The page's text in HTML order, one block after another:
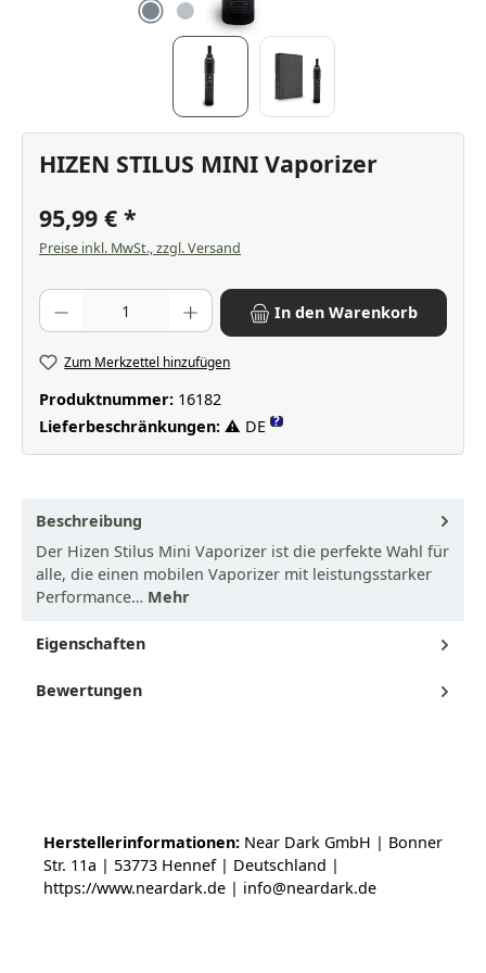
HIZEN STILUS MINI Vaporizer
95,99 €
Preise inkl. MwSt., zzgl. Versand
Produkt Anzahl: Gib den gewünschten Wert ein oder benutze die
In den Warenkorb
Zum Merkzettel hinzufügen
Produktnummer: 16182
Lieferbeschränkungen: ⚠ DE ?
Beschreibung
Der Hizen Stilus Mini Vaporizer ist die perfekte Wahl für
alle, die einen mobilen Vaporizer mit leistungsstarker
Performance… Mehr
Eigenschaften
Bewertungen
Herstellerinformationen: Near Dark GmbH | Bonner
Str. 11a | 53773 Hennef | Deutschland |
https://www.neardark.de | info@neardark.de